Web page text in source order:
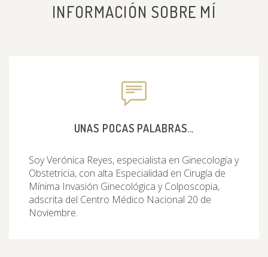
INFORMACIÓN SOBRE MÍ
UNAS POCAS PALABRAS...
Soy Verónica Reyes, especialista en Ginecología y
Obstetricia, con alta Especialidad en Cirugía de
Mínima Invasión Ginecológica y Colposcopia,
adscrita del Centro Médico Nacional 20 de
Noviembre.